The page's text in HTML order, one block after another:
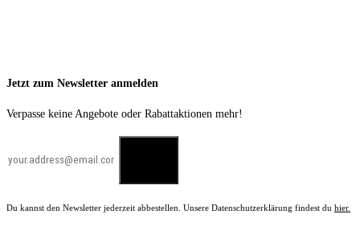
Jetzt zum Newsletter anmelden
Verpasse keine Angebote oder Rabattaktionen mehr!
Du kannst den Newsletter jederzeit abbestellen. Unsere Datenschutzerklärung findest du hier.